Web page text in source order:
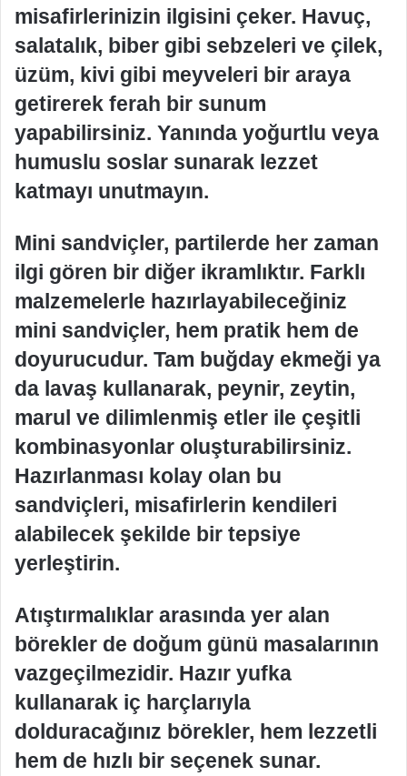
misafirlerinizin ilgisini çeker. Havuç,
salatalık, biber gibi sebzeleri ve çilek,
üzüm, kivi gibi meyveleri bir araya
getirerek ferah bir sunum
yapabilirsiniz. Yanında yoğurtlu veya
humuslu soslar sunarak lezzet
katmayı unutmayın.
Mini sandviçler, partilerde her zaman
ilgi gören bir diğer ikramlıktır. Farklı
malzemelerle hazırlayabileceğiniz
mini sandviçler, hem pratik hem de
doyurucudur. Tam buğday ekmeği ya
da lavaş kullanarak, peynir, zeytin,
marul ve dilimlenmiş etler ile çeşitli
kombinasyonlar oluşturabilirsiniz.
Hazırlanması kolay olan bu
sandviçleri, misafirlerin kendileri
alabilecek şekilde bir tepsiye
yerleştirin.
Atıştırmalıklar arasında yer alan
börekler de doğum günü masalarının
vazgeçilmezidir. Hazır yufka
kullanarak iç harçlarıyla
dolduracağınız börekler, hem lezzetli
hem de hızlı bir seçenek sunar.